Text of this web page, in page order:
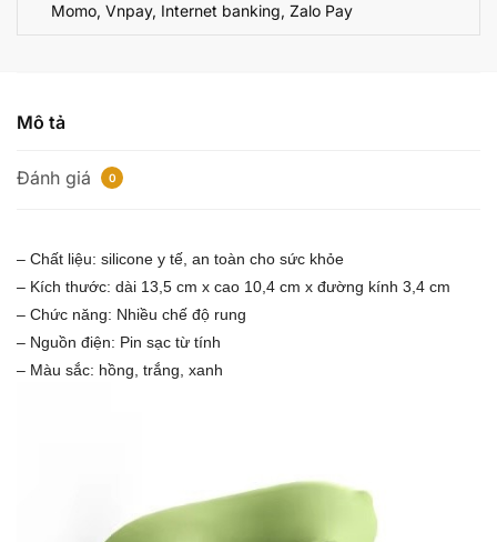
Momo, Vnpay, Internet banking, Zalo Pay
Mô tả
Đánh giá 0
– Chất liệu: silicone y tế, an toàn cho sức khỏe
– Kích thước: dài 13,5 cm x cao 10,4 cm x đường kính 3,4 cm
– Chức năng: Nhiều chế độ rung
– Nguồn điện: Pin sạc từ tính
– Màu sắc: hồng, trắng, xanh